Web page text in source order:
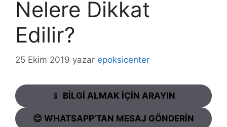
Nelere Dikkat
Edilir?
25 Ekim 2019 yazar epoksicenter
📱 BİLGİ ALMAK İÇİN ARAYIN
😊 WHATSAPP’TAN MESAJ GÖNDERİN